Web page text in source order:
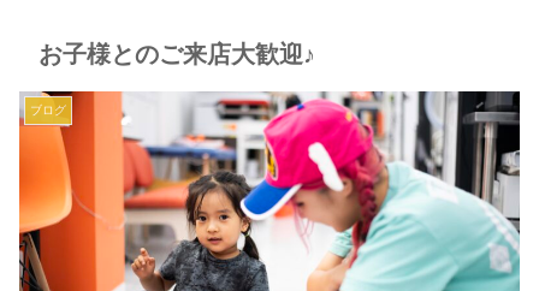
お子様とのご来店大歓迎♪
ブログ